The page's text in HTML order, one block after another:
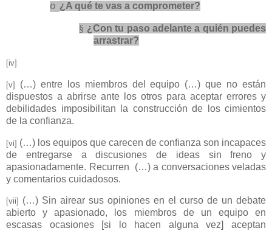
o ¿A qué te vas a comprometer?
§ ¿Con tu paso adelante a quién puedes
arrastrar?
[iv]
[v]
(…) entre los miembros del equipo (…) que no están
dispuestos a abrirse ante los otros para aceptar errores y
debilidades imposibilitan la construcción de los cimientos
de la confianza.
[vi] (…) los equipos que carecen de confianza son incapaces
de entregarse a discusiones de ideas sin freno y
apasionadamente. Recurren (…) a conversaciones veladas
y comentarios cuidadosos.
[vii] (…) Sin airear sus opiniones en el curso de un debate
abierto y apasionado, los miembros de un equipo en
escasas ocasiones [si lo hacen alguna vez] aceptan